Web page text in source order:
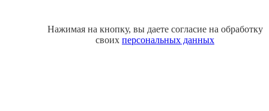
Нажимая на кнопку, вы даете согласие на обработку
своих персональных данных